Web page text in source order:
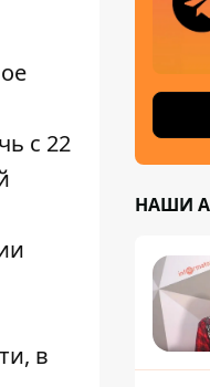
с 22
в
НАШИ